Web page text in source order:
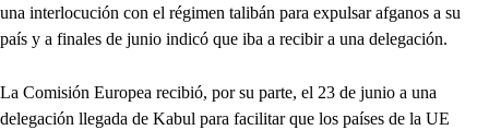
una interlocución con el régimen talibán para expulsar afganos a su
país y a finales de junio indicó que iba a recibir a una delegación.
La Comisión Europea recibió, por su parte, el 23 de junio a una
delegación llegada de Kabul para facilitar que los países de la UE